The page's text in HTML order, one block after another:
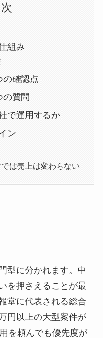
組み
の確認点
の質問
で運用するか
ン
では売上は変わらない
型に分かれます。中
を押さえることが最
堂に代表される総合
円以上の大型案件が
を頼んでも優先度が